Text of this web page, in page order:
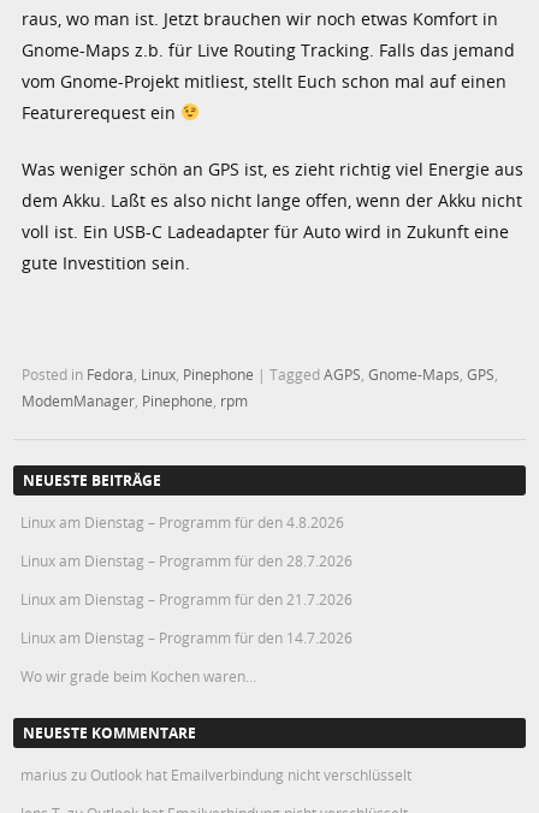
raus, wo man ist. Jetzt brauchen wir noch etwas Komfort in
Gnome-Maps z.b. für Live Routing Tracking. Falls das jemand
vom Gnome-Projekt mitliest, stellt Euch schon mal auf einen
Featurerequest ein
Was weniger schön an GPS ist, es zieht richtig viel Energie aus
dem Akku. Laßt es also nicht lange offen, wenn der Akku nicht
voll ist. Ein USB-C Ladeadapter für Auto wird in Zukunft eine
gute Investition sein.
Posted in Fedora Linux Pinephone |TaggedAGPS ,Gnome-Maps ,GPS
ModemManager Pinephone rpm
NEUESTE BEITRÄGE
Linux am Dienstag – Programm für den 4.8.2026
Linux am Dienstag – Programm für den 28.7.2026
Linux am Dienstag – Programm für den 21.7.2026
Linux am Dienstag – Programm für den 14.7.2026
Wo wir grade beim Kochen waren…
NEUESTE KOMMENTARE
marius zu Outlook hat Emailverbindung nicht verschlüsselt